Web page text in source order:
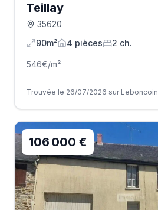
Teillay
35620
90m²
4 pièces 2 ch.
546€/m²
Trouvée le 26/07/2026 sur Leboncoin
106 000 €